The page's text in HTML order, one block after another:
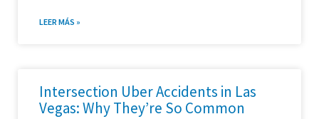
LEER MÁS »
Intersection Uber Accidents in Las
Vegas: Why They’re So Common